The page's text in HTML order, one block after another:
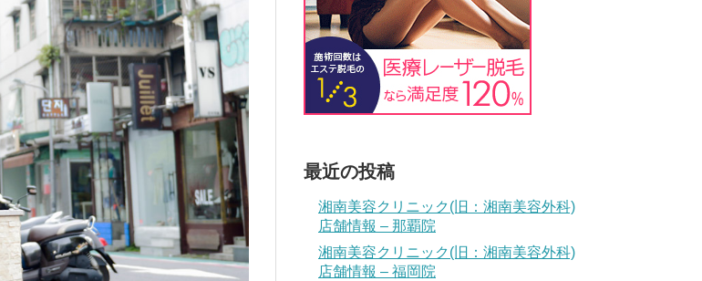
最近の投稿
湘南美容クリニック(旧：湘南美容外科)
店舗情報 – 那覇院
湘南美容クリニック(旧：湘南美容外科)
店舗情報 – 福岡院